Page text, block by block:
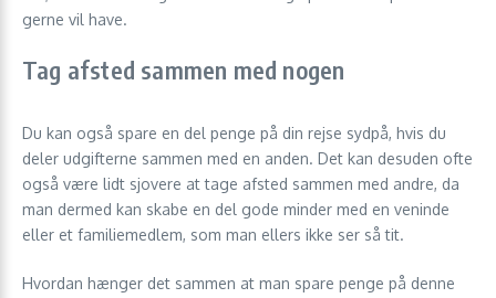
gerne vil have.
Tag afsted sammen med nogen
Du kan også spare en del penge på din rejse sydpå, hvis du
deler udgifterne sammen med en anden. Det kan desuden ofte
også være lidt sjovere at tage afsted sammen med andre, da
man dermed kan skabe en del gode minder med en veninde
eller et familiemedlem, som man ellers ikke ser så tit.
Hvordan hænger det sammen at man spare penge på denne